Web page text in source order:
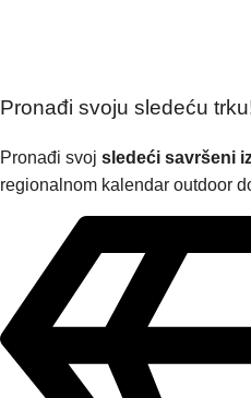
Pronađi svoju sledeću
Pronađi svoj sledeći savršeni
regionalnom kalendar outdoor